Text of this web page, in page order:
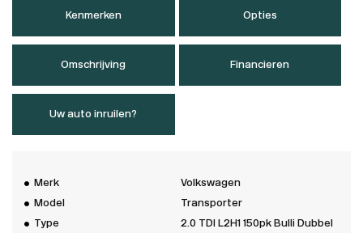
Kenmerken Opties
Omschrijving Financieren
Uw auto inruilen?
Merk
Volkswagen
Model
Transporter
Type
2.0 TDI L2H1 150pk Bulli Dubbel